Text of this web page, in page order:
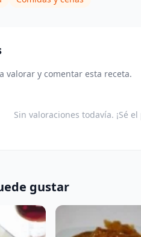
valorar y comentar esta receta.
Sin valoraciones todavía. ¡Sé
gustar